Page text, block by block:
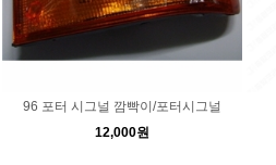
96 포터 시그널 깜빡이/포터시그널
12,000원